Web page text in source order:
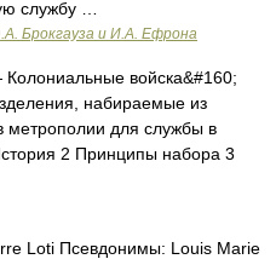
службу …
Брокгауза и И.А. Ефрона
войска&#160;
набираемые из
метрополии для службы в
2 Принципы набора 3
Loti Псевдонимы: Louis Marie